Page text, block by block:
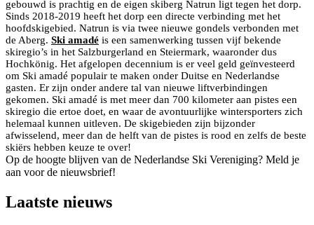
gebouwd is prachtig en de eigen skiberg Natrun ligt tegen het dorp.
Sinds 2018-2019 heeft het dorp een directe verbinding met het
hoofdskigebied. Natrun is via twee nieuwe gondels verbonden met
de Aberg. Ski amadé is een samenwerking tussen vijf bekende
skiregio’s in het Salzburgerland en Steiermark, waaronder dus
Hochkönig. Het afgelopen decennium is er veel geld geïnvesteerd
om Ski amadé populair te maken onder Duitse en Nederlandse
gasten. Er zijn onder andere tal van nieuwe liftverbindingen
gekomen. Ski amadé is met meer dan 700 kilometer aan pistes een
skiregio die ertoe doet, en waar de avontuurlijke wintersporters zich
helemaal kunnen uitleven. De skigebieden zijn bijzonder
afwisselend, meer dan de helft van de pistes is rood en zelfs de beste
skiërs hebben keuze te over!
Op de hoogte blijven van de Nederlandse Ski Vereniging? Meld je
aan voor de nieuwsbrief!
Laatste nieuws